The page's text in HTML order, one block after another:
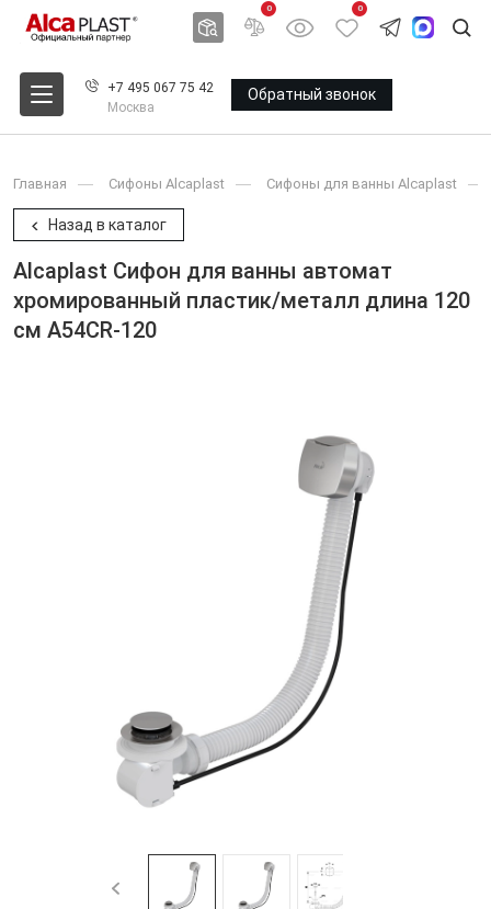
0 0
+7 495 067 75 42
Москва
Обратный звонок
Главная Сифоны Alcaplast Сифоны для ванны Alcaplast
Назад в каталог
Alcaplast Сифон для ванны автомат
хромированный пластик/металл длина 120
см A54CR-120